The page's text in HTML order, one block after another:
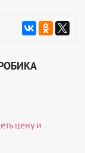
цену и